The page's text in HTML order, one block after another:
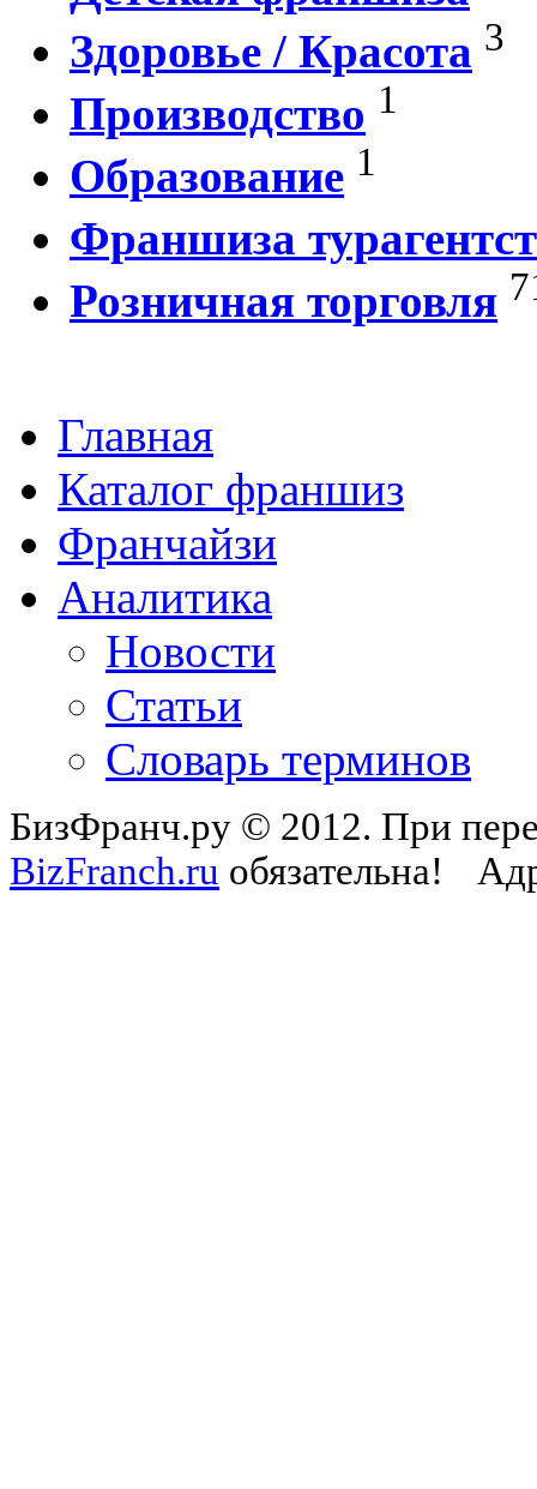
Здоровье / Красота 3
Производство 1
Образование 1
Франшиза
Розничная торговля
Главная
Каталог франшиз
Франчайзи
Аналитика
Новости
Статьи
Словарь терминов
БизФранч.ру © 2012. При
BizFranch.ru обязательна!